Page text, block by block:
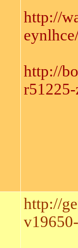
http://
http://
http://